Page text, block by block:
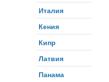
Италия
Кения
Кипр
Латвия
Панама